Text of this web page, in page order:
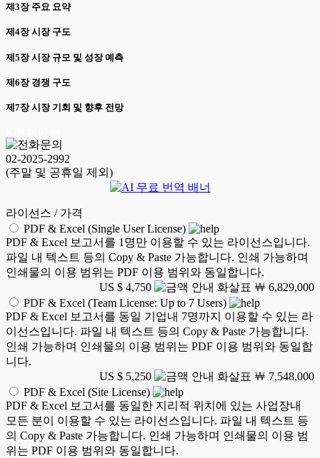
제3장 주요 요약
제4장 시장 구도
제5장 시장 규모 및 성장 예측
제6장 경쟁 구도
제7장 시장 기회 및 향후 전망
02-2025-2992
(주말 및 공휴일 제외)
라이선스 / 가격
PDF & Excel (Single User License)
PDF & Excel 보고서를 1명만 이용할 수 있는 라이선스입니다.
파일 내 텍스트 등의 Copy & Paste 가능합니다. 인쇄 가능하며
인쇄물의 이용 범위는 PDF 이용 범위와 동일합니다.
US $ 4,750
￦ 6,829,000
PDF & Excel (Team License: Up to 7 Users)
PDF & Excel 보고서를 동일 기업내 7명까지 이용할 수 있는 라
이선스입니다. 파일 내 텍스트 등의 Copy & Paste 가능합니다.
인쇄 가능하며 인쇄물의 이용 범위는 PDF 이용 범위와 동일합
니다.
US $ 5,250
￦ 7,548,000
PDF & Excel (Site License)
PDF & Excel 보고서를 동일한 지리적 위치에 있는 사업장내
모든 분이 이용할 수 있는 라이선스입니다. 파일 내 텍스트 등
의 Copy & Paste 가능합니다. 인쇄 가능하며 인쇄물의 이용 범
위는 PDF 이용 범위와 동일합니다.